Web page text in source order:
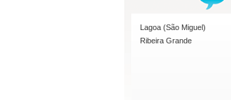
Lagoa (São Miguel)
Ribeira Grande